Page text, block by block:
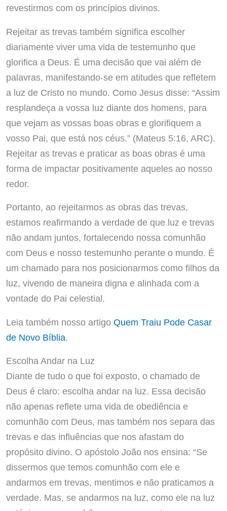
revestirmos com os princípios divinos.
Rejeitar as trevas também significa escolher
diariamente viver uma vida de testemunho que
glorifica a Deus. É uma decisão que vai além de
palavras, manifestando-se em atitudes que refletem
a luz de Cristo no mundo. Como Jesus disse: “Assim
resplandeça a vossa luz diante dos homens, para
que vejam as vossas boas obras e glorifiquem a
vosso Pai, que está nos céus.” (Mateus 5:16, ARC).
Rejeitar as trevas e praticar as boas obras é uma
forma de impactar positivamente aqueles ao nosso
redor.
Portanto, ao rejeitarmos as obras das trevas,
estamos reafirmando a verdade de que luz e trevas
não andam juntos, fortalecendo nossa comunhão
com Deus e nosso testemunho perante o mundo. É
um chamado para nos posicionarmos como filhos da
luz, vivendo de maneira digna e alinhada com a
vontade do Pai celestial.
Leia também nosso artigo Quem Traiu Pode Casar
de Novo Bíblia.
Escolha Andar na Luz
Diante de tudo o que foi exposto, o chamado de
Deus é claro: escolha andar na luz. Essa decisão
não apenas reflete uma vida de obediência e
comunhão com Deus, mas também nos separa das
trevas e das influências que nos afastam do
propósito divino. O apóstolo João nos ensina: “Se
dissermos que temos comunhão com ele e
andarmos em trevas, mentimos e não praticamos a
verdade. Mas, se andarmos na luz, como ele na luz